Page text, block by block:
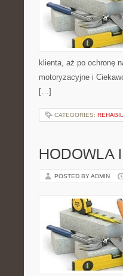
klienta, aż po ochronę
motoryzacyjne i
[…]
CATEGORIES:
HODOWLA
POSTED BY ADMIN